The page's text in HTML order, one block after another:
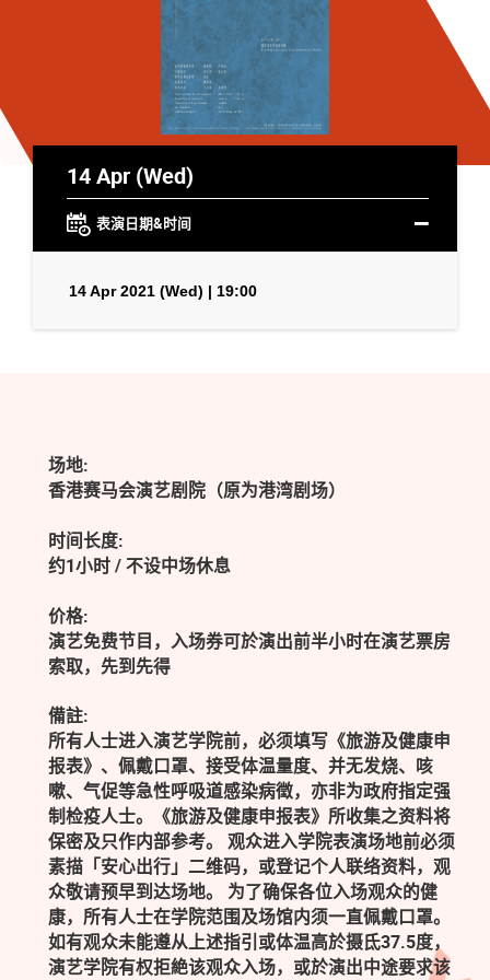
14 Apr (Wed)
表演日期&时间
14 Apr 2021 (Wed) | 19:00
场地:
香港赛马会演艺剧院（原为港湾剧场）
时间长度:
约1小时 / 不设中场休息
价格:
演艺免费节目，入场券可於演出前半小时在演艺票房
索取，先到先得
備註:
所有人士进入演艺学院前，必须填写《旅游及健康申
报表》、佩戴口罩、接受体温量度、并无发烧、咳
嗽、气促等急性呼吸道感染病徵，亦非为政府指定强
制检疫人士。《旅游及健康申报表》所收集之资料将
保密及只作内部参考。 观众进入学院表演场地前必须
素描「安心出行」二维码，或登记个人联络资料，观
众敬请预早到达场地。 为了确保各位入场观众的健
康，所有人士在学院范围及场馆内须一直佩戴口罩。
如有观众未能遵从上述指引或体温高於摄氐37.5度，
演艺学院有权拒絶该观众入场，或於演出中途要求该